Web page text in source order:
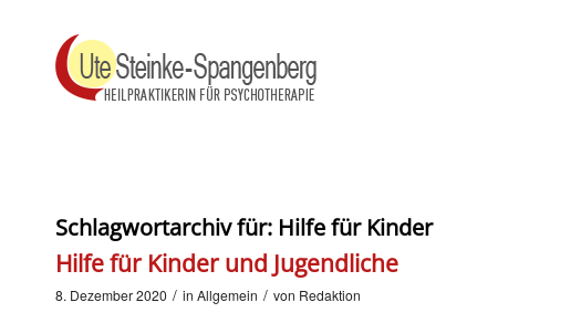
Schlagwortarchiv für: Hilfe für Kinder
Hilfe für Kinder und Jugendliche
8. Dezember 2020 / in Allgemein / von Redaktion